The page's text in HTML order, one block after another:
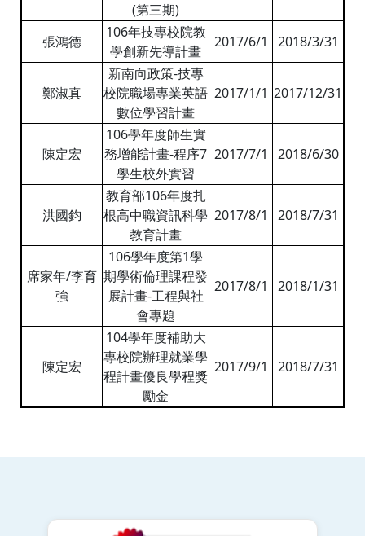
(第三期)
張鴻德
106年技專校院教
學創新先導計畫
2017/6/1 2018/3/31
鄭淑真
新南向政策-技專
校院職場專業英語
數位學習計畫
2017/1/1 2017/12/31
陳定宏
106學年度師生實
務增能計畫-程序7
學生校外實習
2017/7/1 2018/6/30
洪國鈞
教育部106年度扎
根高中職資訊科學
教育計畫
2017/8/1 2018/7/31
席家年/李育
強
106學年度第1學
期學術倫理課程發
展計畫-工程與社
會專題
2017/8/1 2018/1/31
陳定宏
104學年度補助大
專校院辦理就業學
程計畫優良學程獎
勵金
2017/9/1 2018/7/31